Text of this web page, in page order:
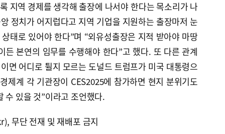
지역 경제를 생각해 출장에 나서야 한다는 목소리가 나
정치가 어지럽다고 지역 기업을 지원하는 출장마저 눈
태로 있어야 한다”며 “외유성출장은 지적 받아야 마땅
든 본연의 임무를 수행해야 한다”고 했다. 또 다른 관계
면 어디로 튈지 모르는 도널드 트럼프가 미국 대통령으
제계 각 기관장이 CES2025에 참가하면 현지 분위기도
수 있을 것”이라고 조언했다.
무단 전재 및 재배포 금지